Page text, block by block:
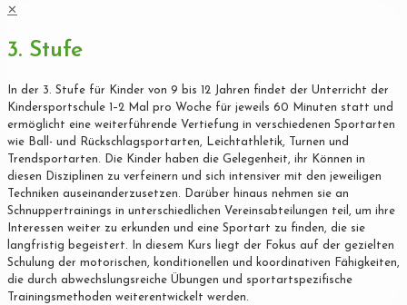
✕
3. Stufe
In der 3. Stufe für Kinder von 9 bis 12 Jahren findet der Unterricht der
Kindersportschule 1–2 Mal pro Woche für jeweils 60 Minuten statt und
ermöglicht eine weiterführende Vertiefung in verschiedenen Sportarten
wie Ball- und Rückschlagsportarten, Leichtathletik, Turnen und
Trendsportarten. Die Kinder haben die Gelegenheit, ihr Können in
diesen Disziplinen zu verfeinern und sich intensiver mit den jeweiligen
Techniken auseinanderzusetzen. Darüber hinaus nehmen sie an
Schnuppertrainings in unterschiedlichen Vereinsabteilungen teil, um ihre
Interessen weiter zu erkunden und eine Sportart zu finden, die sie
langfristig begeistert. In diesem Kurs liegt der Fokus auf der gezielten
Schulung der motorischen, konditionellen und koordinativen Fähigkeiten,
die durch abwechslungsreiche Übungen und sportartspezifische
Trainingsmethoden weiterentwickelt werden.